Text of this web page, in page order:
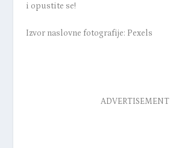
i opustite se!
Izvor naslovne fotografije: Pexels
ADVERTISEMENT